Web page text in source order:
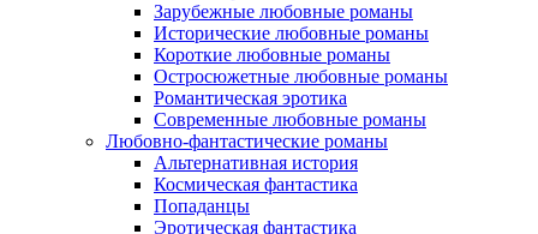
Зарубежные любовные романы
Исторические любовные романы
Короткие любовные романы
Остросюжетные любовные романы
Романтическая эротика
Современные любовные романы
Любовно-фантастические романы
Альтернативная история
Космическая фантастика
Попаданцы
Эротическая фантастика